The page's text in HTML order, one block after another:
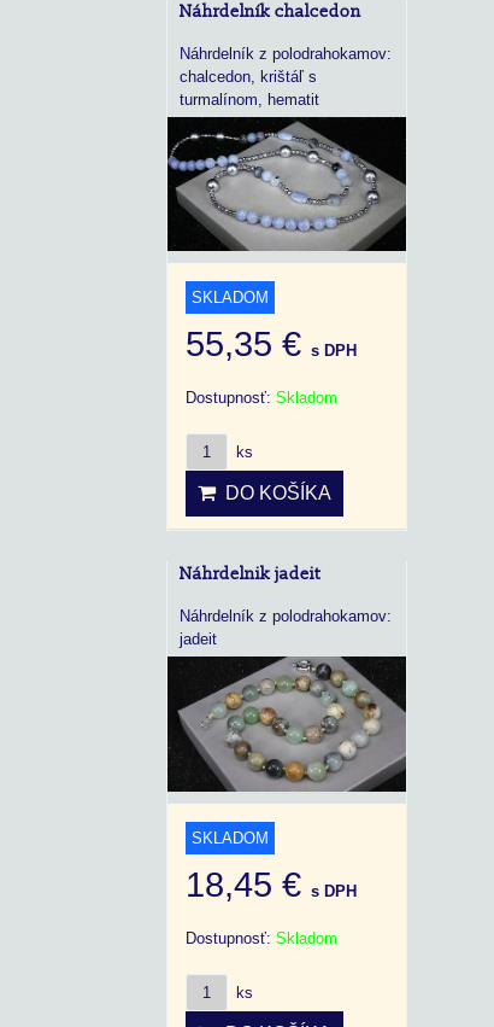
Náhrdelník chalcedon
Náhrdelník z polodrahokamov:
chalcedon, krištáľ s
turmalínom, hematit
SKLADOM
55,35 € s DPH
Dostupnosť: Skladom
ks
DO KOŠÍKA
Náhrdelnik jadeit
Náhrdelník z polodrahokamov:
jadeit
SKLADOM
18,45 € s DPH
Dostupnosť: Skladom
ks